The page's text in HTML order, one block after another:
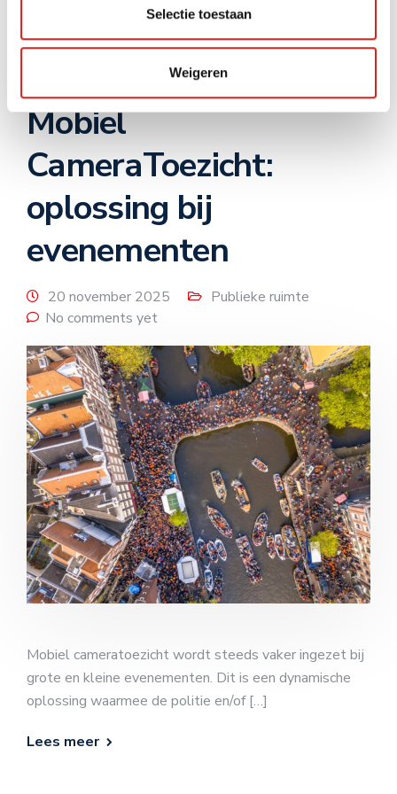
Selectie toestaan
Weigeren
Mobiel
CameraToezicht:
oplossing bij
evenementen
20 november 2025
Publieke ruimte
No comments yet
Mobiel cameratoezicht wordt steeds vaker ingezet bij
grote en kleine evenementen. Dit is een dynamische
oplossing waarmee de politie en/of […]
Lees meer